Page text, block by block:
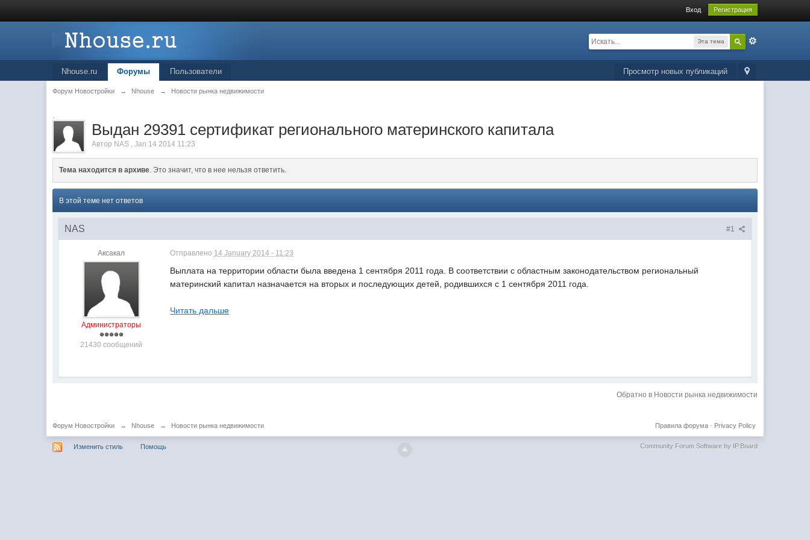
Вход Регистрация
Эта тема
Просмотр новых публикаций
Nhouse.ru Форумы Пользователи
Форум Новостройки → Nhouse → Новости рынка недвижимости
.
Выдан 29391 сертификат регионального материнского капитала
Автор NAS ,Jan 14 2014 11:23
Тема находится в архиве. Это значит, что в нее нельзя ответить.
В этой теме нет ответов
#1
NAS
Аксакал
Администраторы
21430 сообщений
Отправлено 14 January 2014 - 11:23
Выплата на территории области была введена 1 сентября 2011 года. В соответствии с областным законодательством региональный
материнский капитал назначается на вторых и последующих детей, родившихся с 1 сентября 2011 года.
Читать дальше
Обратно в Новости рынка недвижимости
Форум Новостройки → Nhouse → Новости рынка недвижимости Privacy Policy
Правила форума·
Изменить стиль Помощь Community Forum Software by IP.Board